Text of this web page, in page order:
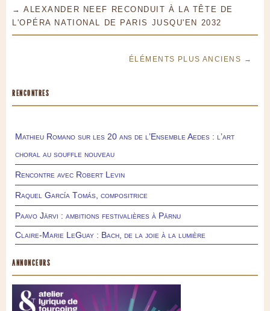
→ ALEXANDER NEEF RECONDUIT À LA TÊTE DE
L'OPÉRA NATIONAL DE PARIS JUSQU'EN 2032
ÉLÉMENTS PLUS ANCIENS →
RENCONTRES
Mathieu Romano sur les 20 ans de l’Ensemble Aedes : l’art
choral au souffle nouveau
Rencontre avec Robert Levin
Raquel García Tomás, compositrice
Paavo Järvi : ambitions festivalières à Pärnu
Claire-Marie LeGuay : Bach, de la joie à la lumière
ANNONCEURS